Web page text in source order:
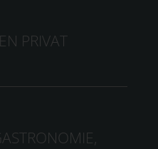
PRIVAT